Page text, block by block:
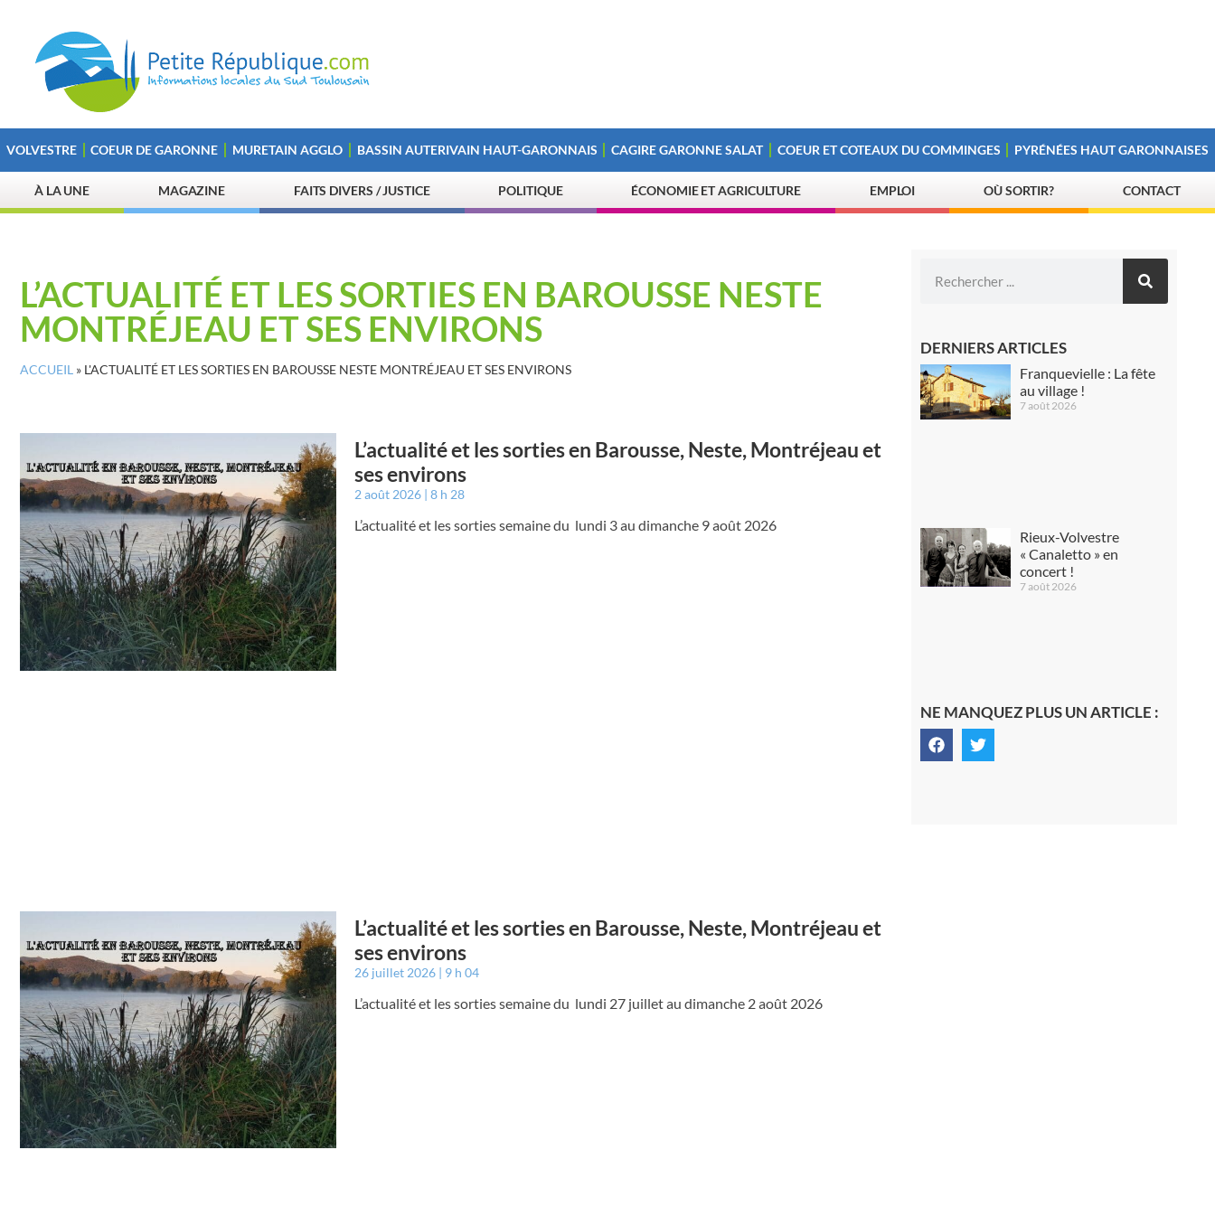
VOLVESTRE COEUR DE GARONNE MURETAIN AGGLO BASSIN AUTERIVAIN HAUT-GARONNAIS CAGIRE GARONNE SALAT COEUR ET COTEAUX DU COMMINGES PYRÉNÉES HAUT GARONNAISES
À LA UNE MAGAZINE FAITS DIVERS / JUSTICE POLITIQUE ÉCONOMIE ET AGRICULTURE EMPLOI OÙ SORTIR? CONTACT
L’ACTUALITÉ ET LES SORTIES EN BAROUSSE NESTE
MONTRÉJEAU ET SES ENVIRONS
ACCUEIL » L'ACTUALITÉ ET LES SORTIES EN BAROUSSE NESTE MONTRÉJEAU ET SES ENVIRONS
L’actualité et les sorties en Barousse, Neste, Montréjeau et
ses environs
2 août 2026 8 h 28
L’actualité et les sorties semaine du lundi 3 au dimanche 9 août 2026
L’actualité et les sorties en Barousse, Neste, Montréjeau et
ses environs
26 juillet 2026 9 h 04
L’actualité et les sorties semaine du lundi 27 juillet au dimanche 2 août 2026
DERNIERS ARTICLES
Franquevielle : La fête
au village !
7 août 2026
Rieux-Volvestre
« Canaletto » en
concert !
7 août 2026
NE MANQUEZ PLUS UN ARTICLE :